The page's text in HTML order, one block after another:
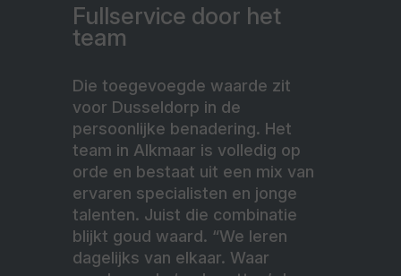
Fullservice door het
team
Die toegevoegde waarde zit
voor Dusseldorp in de
persoonlijke benadering. Het
team in Alkmaar is volledig op
orde en bestaat uit een mix van
ervaren specialisten en jonge
talenten. Juist die combinatie
blijkt goud waard. “We leren
dagelijks van elkaar. Waar